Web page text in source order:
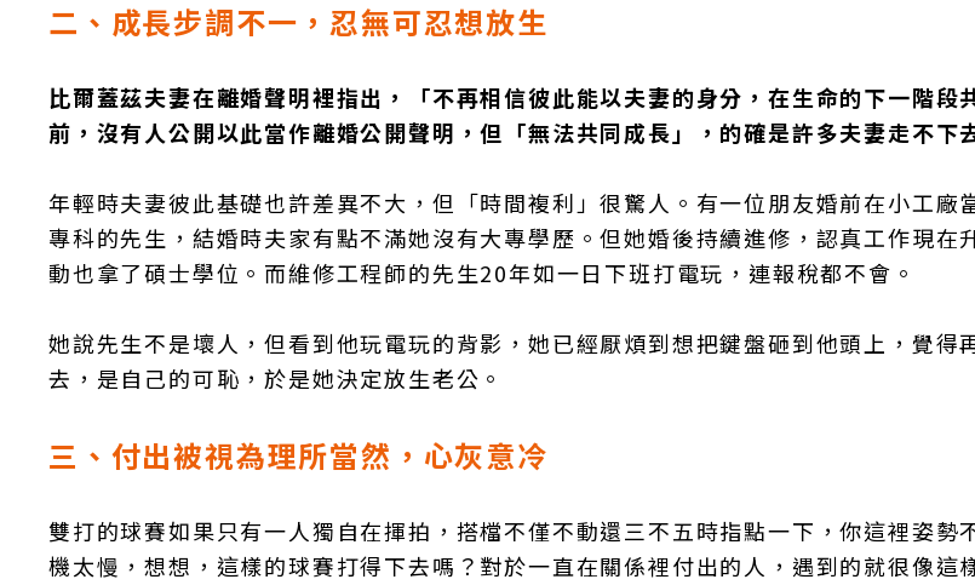
二、成長步調不一，忍無可忍想放生
比爾蓋茲夫妻在離婚聲明裡指出，「不再相信彼此能以夫妻的身分，在生命的下一階段
前，沒有人公開以此當作離婚公開聲明，但「無法共同成長」，的確是許多夫妻走不下
年輕時夫妻彼此基礎也許差異不大，但「時間複利」很驚人。有一位朋友婚前在小工廠
專科的先生，結婚時夫家有點不滿她沒有大專學歷。但她婚後持續進修，認真工作現在
動也拿了碩士學位。而維修工程師的先生20年如一日下班打電玩，連報稅都不會。
她說先生不是壞人，但看到他玩電玩的背影，她已經厭煩到想把鍵盤砸到他頭上，覺得
去，是自己的可恥，於是她決定放生老公。
三、付出被視為理所當然，心灰意冷
雙打的球賽如果只有一人獨自在揮拍，搭檔不僅不動還三不五時指點一下，你這裡姿勢
機太慢，想想，這樣的球賽打得下去嗎？對於一直在關係裡付出的人，遇到的就很像這